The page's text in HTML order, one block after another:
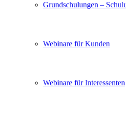
Grundschulungen –
Webinare für Kunden
Webinare für Interessenten